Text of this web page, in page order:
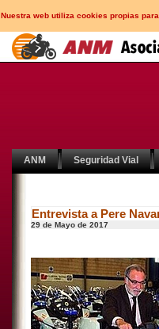
Nuestra web utiliza cookies propias
ANM Seguridad Vial
Entrevista a Pere
29 de Mayo de 2017